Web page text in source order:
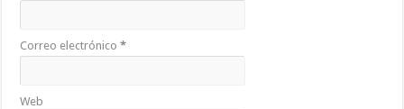
Correo electrónico*
Web